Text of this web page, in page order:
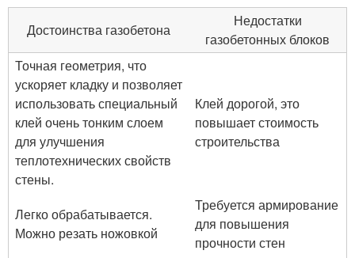
Достоинства газобетона
Недостатки
газобетонных блоков
Точная геометрия, что
ускоряет кладку и позволяет
использовать специальный
клей очень тонким слоем
для улучшения
теплотехнических свойств
стены.
Клей дорогой, это
повышает стоимость
строительства
Легко обрабатывается.
Можно резать ножовкой
Требуется армирование
для повышения
прочности стен